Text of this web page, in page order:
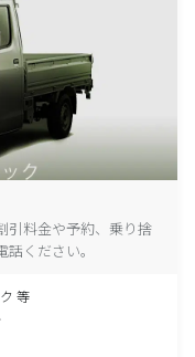
引料金や予約、乗り捨
ください。
等